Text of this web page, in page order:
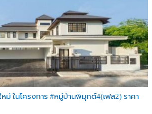
ม่ ในโครงการ #หมู่บ้านพิมุกต์4(เฟส2) ราคา